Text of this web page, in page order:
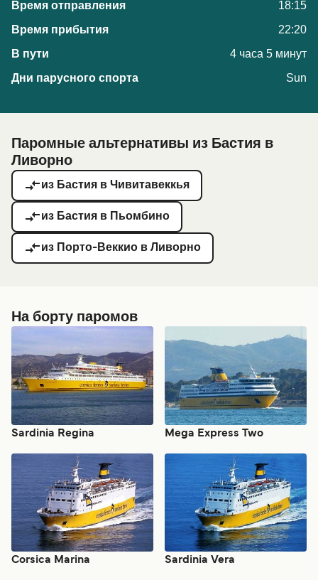
18:15
22:20
4 часа 5 минут
Sun
Паромные альтернативы из Бастия в
Ливорно
из Бастия в Чивитавеккья
из Бастия в Пьомбино
из Порто-Веккио в Ливорно
На борту паромов
Sardinia Regina Mega Express Two
Corsica Marina Sardinia Vera